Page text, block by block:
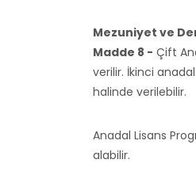
Mezuniyet ve
Madde 8 - Çift
verilir. İkinci
halinde verilebilir.
Anadal Lisans
alabilir.